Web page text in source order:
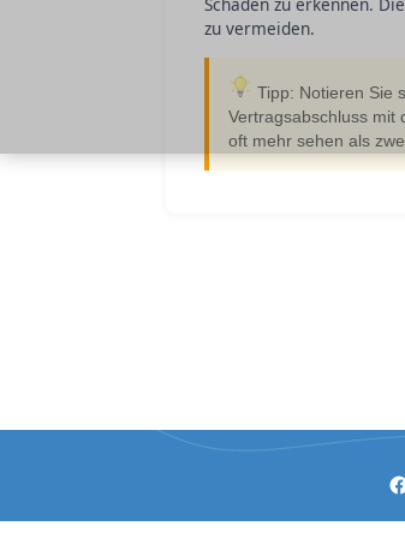
zu vermeiden.
Tipp: Notieren Sie
Vertragsabschluss mit
oft mehr sehen als